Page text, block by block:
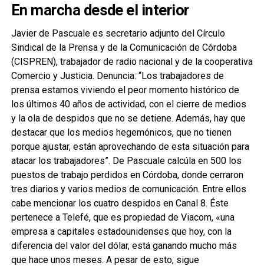
En marcha desde el interior
Javier de Pascuale es secretario adjunto del Círculo
Sindical de la Prensa y de la Comunicación de Córdoba
(CISPREN), trabajador de radio nacional y de la cooperativa
Comercio y Justicia. Denuncia: “Los trabajadores de
prensa estamos viviendo el peor momento histórico de
los últimos 40 años de actividad, con el cierre de medios
y la ola de despidos que no se detiene. Además, hay que
destacar que los medios hegemónicos, que no tienen
porque ajustar, están aprovechando de esta situación para
atacar los trabajadores”. De Pascuale calcúla en 500 los
puestos de trabajo perdidos en Córdoba, donde cerraron
tres diarios y varios medios de comunicación. Entre ellos
cabe mencionar los cuatro despidos en Canal 8. Éste
pertenece a Telefé, que es propiedad de Viacom, «una
empresa a capitales estadounidenses que hoy, con la
diferencia del valor del dólar, está ganando mucho más
que hace unos meses. A pesar de esto, sigue